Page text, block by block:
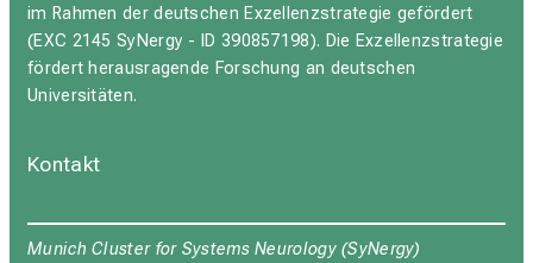
im Rahmen der deutschen Exzellenzstrategie gefördert
(EXC 2145 SyNergy - ID 390857198). Die Exzellenzstrategie
fördert herausragende Forschung an deutschen
Universitäten.
Kontakt
Munich Cluster for Systems Neurology (SyNergy)